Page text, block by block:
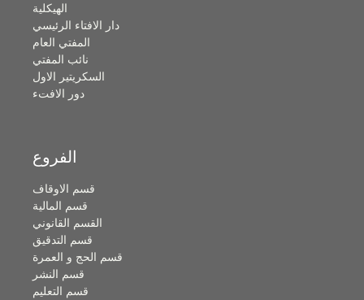
الهيكلية
دار الافتاء الرئيسي
المفتي العام
نائب المفتي
السكريتير الاول
دور الافتء
الفروع
قسم الاوقاف
قسم المالية
القسم القانوني
قسم التدقيق
قسم الحج و العمرة
قسم النشر
قسم التعليم